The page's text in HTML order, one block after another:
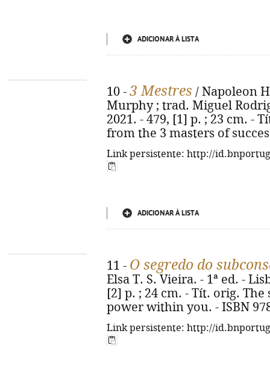
ADICIONAR À LISTA
10 - 3 Mestres / Napoleon
Murphy ; trad. Miguel
2021. - 479, [1] p. ; 23 cm. -
from the 3 masters of
Link persistente: http://
ADICIONAR À LISTA
11 - O segredo do
Elsa T. S. Vieira. - 1ª ed. -
[2] p. ; 24 cm. - Tít. orig.
power within you. - ISBN
Link persistente: http://